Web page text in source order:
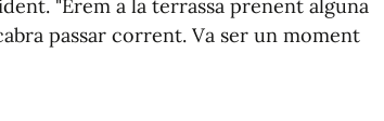
"Érem a la terrassa prenent alguna
passar corrent. Va ser un moment